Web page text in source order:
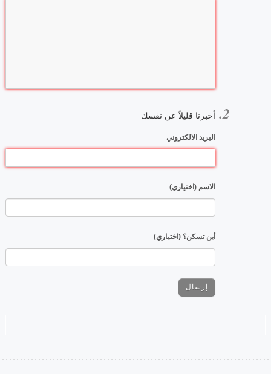
أخبرنا قليلاً عن نفسك
البريد الالكتروني
الاسم (اختياري)
أين تسكن؟ (اختياري)